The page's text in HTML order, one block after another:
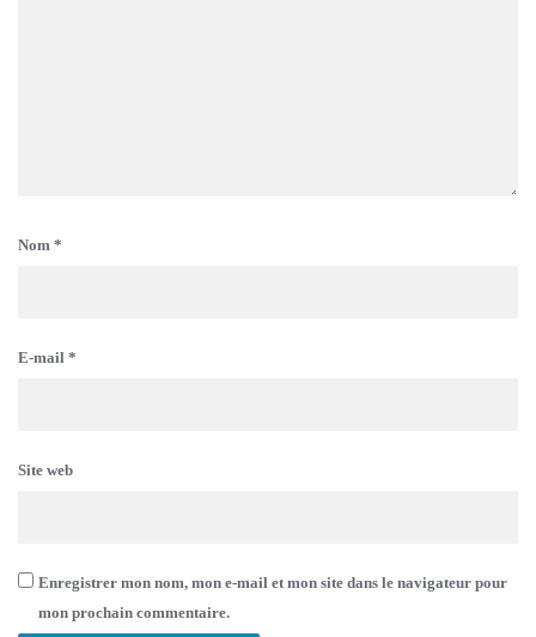
Nom *
E-mail *
Site web
Enregistrer mon nom, mon e-mail et mon site dans le navigateur pour
mon prochain commentaire.